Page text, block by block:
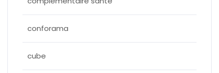
conforama
cube